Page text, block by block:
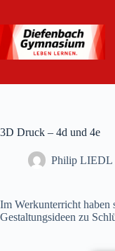
springen
3D Druck – 4d und 4e
Philip LIEDL
Im Werkunterricht haben
Gestaltungsideen zu